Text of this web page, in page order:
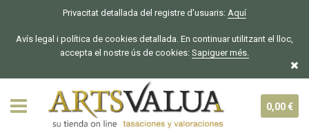
Privacitat detallada del registre d'usuaris: Aquí
Avís legal i política de cookies detallada. En continuar utilitzant el lloc,
accepta el nostre ús de cookies: Sapiguer més.
0,00 €